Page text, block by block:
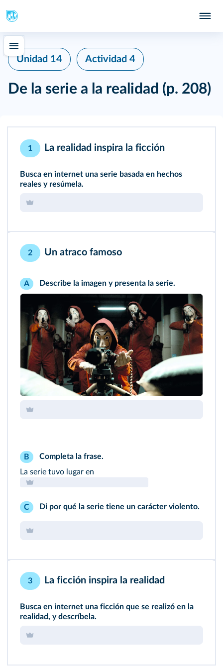
Unidad 14 Actividad 4
De la serie a la realidad (p. 208)
1 La realidad inspira la ficción
Busca en internet una serie basada en hechos
reales y resúmela.
2 Un atraco famoso
A Describe la imagen y presenta la serie.
B
Completa la frase.
La serie tuvo lugar en
C Di por qué la serie tiene un carácter violento.
3 La ficción inspira la realidad
Busca en internet una ficción que se realizó en la
realidad, y descríbela.